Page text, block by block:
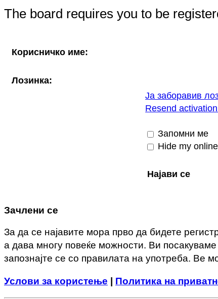
The board requires you to be
Корисничко име:
Лозинка:
Ја заборавив
Resend
Запомни ме
Hide my
Зачлени се
За да се најавите мора прво да бидете
а дава многу повеќе можности. Ви
запознајте се со правилата на употреба. Ве
Услови за користење Политика на